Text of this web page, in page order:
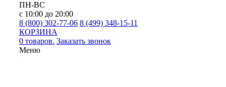
ПН-ВС
с 10:00 до 20:00
8 (800) 302-77-06 8 (499) 348-15-11
КОРЗИНА
0 товаров. Заказать звонок
Меню